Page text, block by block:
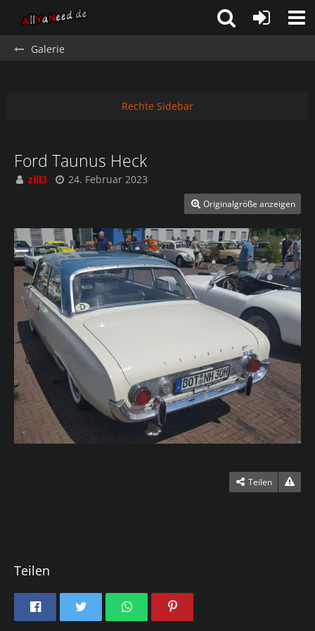
Galerie
Ford Taunus Heck
zill3 24. Februar 2023
Originalgröße anzeigen
Teilen
Rechte Sidebar
Teilen